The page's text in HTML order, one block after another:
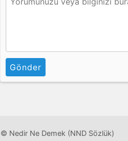
Gönder
© Nedir Ne Demek (NND Sözlük)